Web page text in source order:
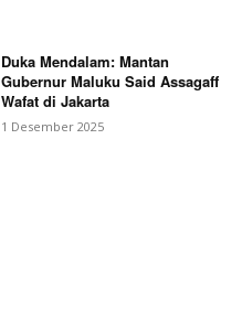
Duka Mendalam: Mantan
Gubernur Maluku Said Assagaff
Wafat di Jakarta
1 Desember 2025